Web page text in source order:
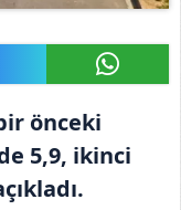
önceki
5,9, ikinci